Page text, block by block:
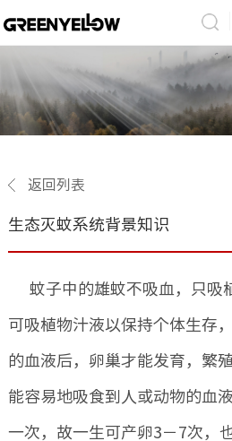
返回列表
生态灭蚊系统背景知识
蚊子中的雄蚊不吸血，只吸
可吸植物汁液以保持个体生存
的血液后，卵巢才能发育，繁
能容易地吸食到人或动物的血
一次，故一生可产卵3－7次，